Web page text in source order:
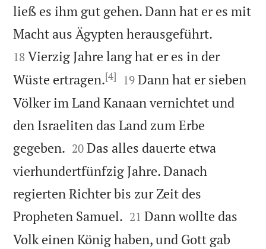
ließ es ihm gut gehen. Dann hat er es mit
Macht aus Ägypten herausgeführt.
18 Vierzig Jahre lang hat er es in der
Wüste ertragen.[4] 

19 Dann hat er sieben
Völker im Land Kanaan vernichtet und
den Israeliten das Land zum Erbe
gegeben. 

20 Das alles dauerte etwa
vierhundertfünfzig Jahre. Danach
regierten Richter bis zur Zeit des
Propheten Samuel. 

21 Dann wollte das
Volk einen König haben, und Gott gab